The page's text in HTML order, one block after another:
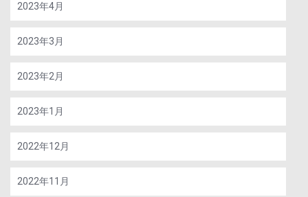
2023年4月
2023年3月
2023年2月
2023年1月
2022年12月
2022年11月